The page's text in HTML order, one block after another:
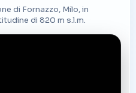
di Fornazzo, Milo, in
di 820 m s.l.m.